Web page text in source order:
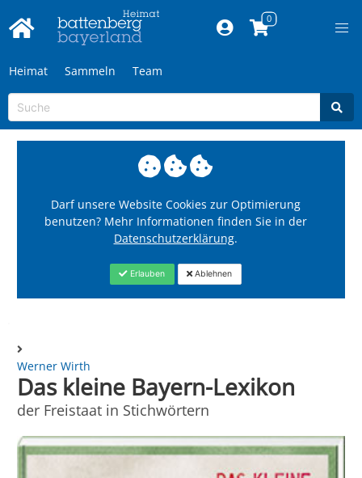
Heimat Sammeln Team
Darf unsere Website Cookies zur Optimierung
benutzen? Mehr Informationen finden Sie in der
Datenschutzerklärung.
Erlauben Ablehnen
Werner Wirth
Das kleine Bayern-Lexikon
der Freistaat in Stichwörtern